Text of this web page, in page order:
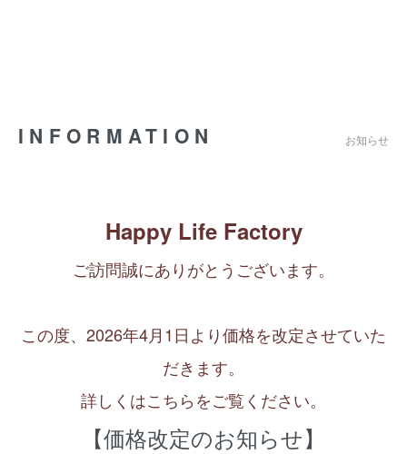
INFORMATION お知らせ
Happy Life Factory
ご訪問誠にありがとうございます。
この度、2026年4月1日より価格を改定させていた
だきます。
詳しくはこちらをご覧ください。
【価格改定のお知らせ】